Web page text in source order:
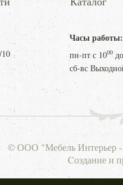
Часы работы:
пн-пт с 1000
сб-вс
© ООО "Мебель Интерьер -
Cоздание и